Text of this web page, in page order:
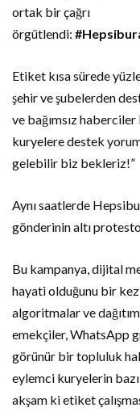
ortak bir çağrı
örgütlendi:
Etiket kısa sürede
şehir ve şubelerden
ve bağımsız
kuryelere destek
gelebilir biz bekleriz!”
Aynı saatlerde
gönderinin altı
Bu kampanya, dijital
hayati olduğunu bir
algoritmalar ve
emekçiler, WhatsApp
görünür bir topluluk
eylemci kuryelerin
akşam ki etiket